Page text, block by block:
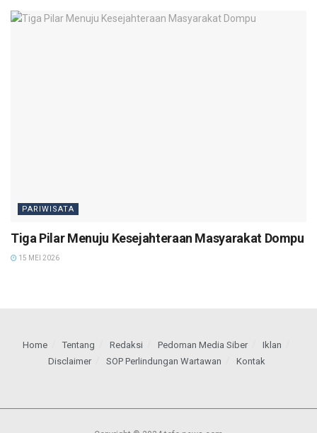
PARIWISATA
Tiga Pilar Menuju Kesejahteraan Masyarakat Dompu
15 MEI 2026
Home Tentang Redaksi Pedoman Media Siber
Iklan
Disclaimer
SOP Perlindungan Wartawan Kontak